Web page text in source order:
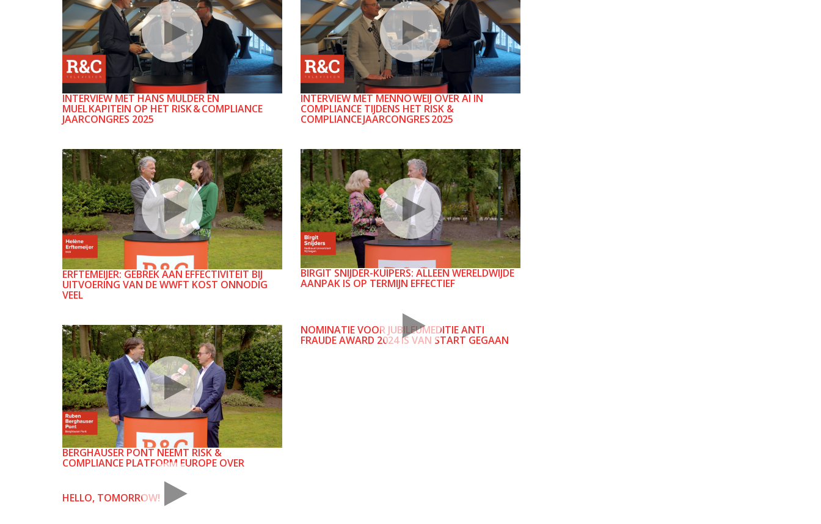
INTERVIEW MET HANS MULDER EN
MUEL KAPITEIN OP HET RISK & COMPLIANCE
JAARCONGRES 2025
INTERVIEW MET MENNO WEIJ OVER AI IN
COMPLIANCE TIJDENS HET RISK &
COMPLIANCE JAARCONGRES 2025
ERFTEMEIJER: GEBREK AAN EFFECTIVITEIT BIJ
UITVOERING VAN DE WWFT KOST ONNODIG
VEEL
BIRGIT SNIJDER-KUIPERS: ALLEEN WERELDWIJDE
AANPAK IS OP TERMIJN EFFECTIEF
BERGHAUSER PONT NEEMT RISK &
COMPLIANCE PLATFORM EUROPE OVER
NOMINATIE VOOR JUBILEUMEDITIE ANTI
FRAUDE AWARD 2024 IS VAN START GEGAAN
HELLO, TOMORROW!